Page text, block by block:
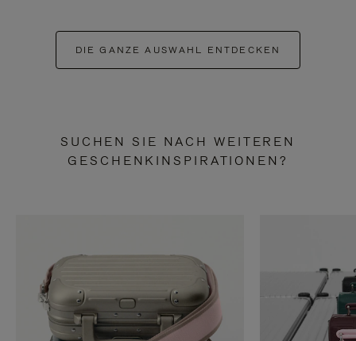
DIE GANZE AUSWAHL ENTDECKEN
SUCHEN SIE NACH WEITEREN
GESCHENKINSPIRATIONEN?